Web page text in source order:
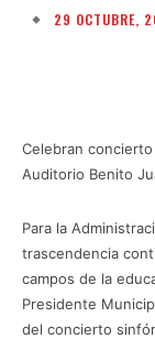
29 OCTUBRE,
Celebran
Auditorio Benito
Para la
trascendencia
campos de la
Presidente
del concierto